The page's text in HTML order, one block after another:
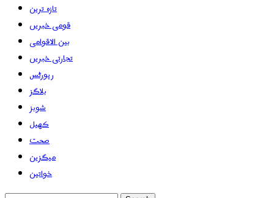
تازہ ترین
قومی خبریں
بین الاقوامی
تجارتی خبریں
رپورٹس
بلاگز
شوبز
کھیل
صحت
میگزین
خواتین